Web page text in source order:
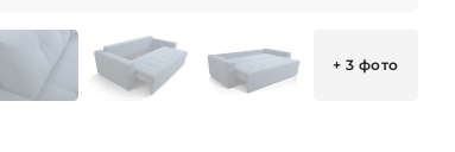
+ 3 фото